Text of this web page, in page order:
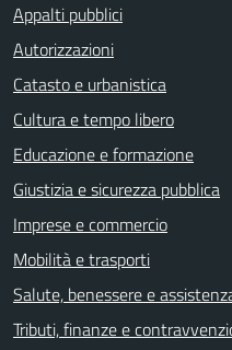
Appalti pubblici
Autorizzazioni
Catasto e urbanistica
Cultura e tempo libero
Educazione e formazione
Giustizia e sicurezza pubblica
Imprese e commercio
Mobilità e trasporti
Salute, benessere e
Tributi, finanze e